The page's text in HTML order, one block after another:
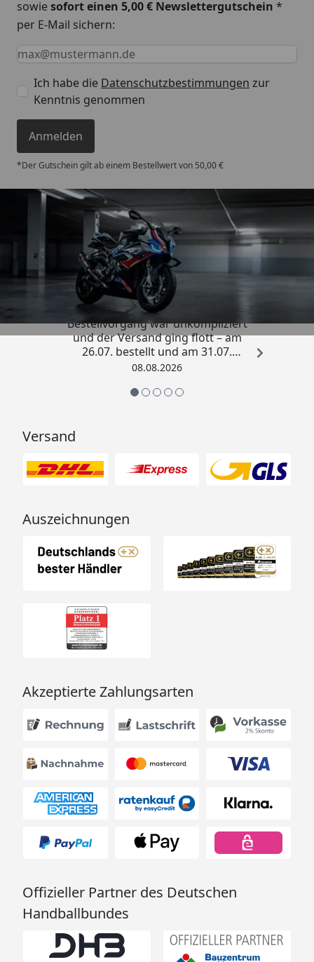
sowiesofort einen 5,00 € Newslettergutschein *
per E-Mail sichern:
Keine Eingabe erforderlich
Eingabe erforderlich
E-Mail *
Ich habe die Datenschutzbestimmungen zur
Kenntnis genommen
Anmelden
*Der Gutschein gilt ab einem Bestellwert von 50,00 €
Trusted Shops
4,85/ 5
„Sehr zufriedener Kauf! Der
Bestellvorgang war unkompliziert
und der Versand ging flott – am
26.07. bestellt und am 31.07.
geliefert. Die Abdeckplane
Beschreibung und schützt
08.08.2026
Versand
Auszeichnungen
Akzeptierte Zahlungsarten
Offizieller Partner des Deutschen
Handballbundes